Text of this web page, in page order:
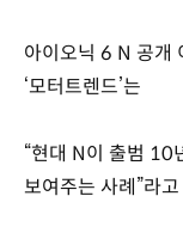
아이오닉 6 N 공개
‘모터트렌드’는
“현대 N이 출범 10
보여주는 사례”라